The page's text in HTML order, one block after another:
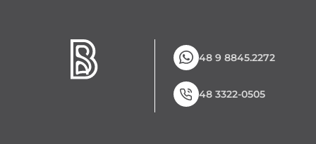
48 9 8845.2272
48 3322-0505